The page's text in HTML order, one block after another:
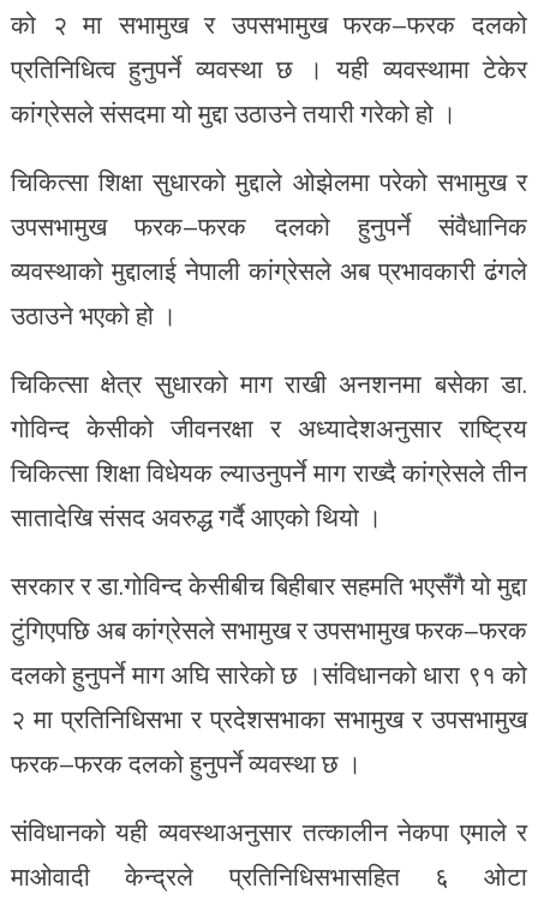
को २ मा सभामुख र उपसभामुख फरक–फरक दलको
प्रतिनिधित्व हुनुपर्ने व्यवस्था छ । यही व्यवस्थामा टेकेर
कांग्रेसले संसदमा यो मुद्दा उठाउने तयारी गरेको हो ।
चिकित्सा शिक्षा सुधारको मुद्दाले ओझेलमा परेको सभामुख र
उपसभामुख फरक–फरक दलको हुनुपर्ने संवैधानिक
व्यवस्थाको मुद्दालाई नेपाली कांग्रेसले अब प्रभावकारी ढंगले
उठाउने भएको हो ।
चिकित्सा क्षेत्र सुधारको माग राखी अनशनमा बसेका डा.
गोविन्द केसीको जीवनरक्षा र अध्यादेशअनुसार राष्ट्रिय
चिकित्सा शिक्षा विधेयक ल्याउनुपर्ने माग राख्दै कांग्रेसले तीन
सातादेखि संसद अवरुद्ध गर्दै आएको थियो ।
सरकार र डा.गोविन्द केसीबीच बिहीबार सहमति भएसँगै यो मुद्दा
टुंगिएपछि अब कांग्रेसले सभामुख र उपसभामुख फरक–फरक
दलको हुनुपर्ने माग अघि सारेको छ ।संविधानको धारा ९१ को
२ मा प्रतिनिधिसभा र प्रदेशसभाका सभामुख र उपसभामुख
फरक–फरक दलको हुनुपर्ने व्यवस्था छ ।
संविधानको यही व्यवस्थाअनुसार तत्कालीन नेकपा एमाले र
माओवादी केन्द्रले प्रतिनिधिसभासहित ६ ओटा